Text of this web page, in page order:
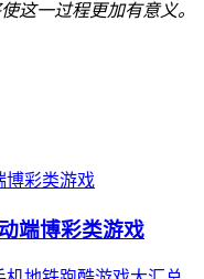
这一过程更加有意义。
端博彩类游戏